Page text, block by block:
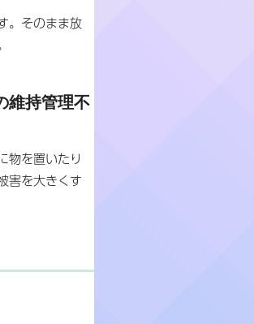
。そのまま放
維持管理不
物を置いたり
害を大きくす